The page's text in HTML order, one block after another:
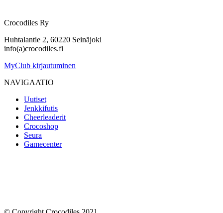
Crocodiles Ry
Huhtalantie 2, 60220 Seinäjoki
info(a)crocodiles.fi
MyClub kirjautuminen
NAVIGAATIO
Uutiset
Jenkkifutis
Cheerleaderit
Crocoshop
Seura
Gamecenter